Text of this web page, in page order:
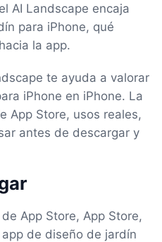
AI Landscape encaja
para iPhone, qué
la app.
te ayuda a valorar
iPhone en iPhone. La
App Store, usos reales,
antes de descargar y
App Store, App Store,
de diseño de jardín